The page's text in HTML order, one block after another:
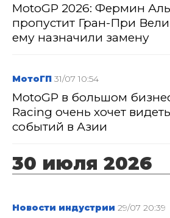
MotoGP 2026: Фермин
пропустит Гран-При
ему назначили замену
МотоГП 31/07 10:54
MotoGP в большом
Racing очень хочет
событий в Азии
30 июля 2026
Новости индустрии 29/07 20:39